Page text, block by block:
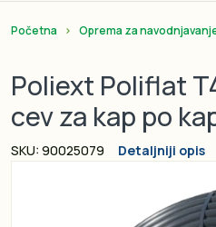
Početna Oprema za
Poliext Poliflat
cev za kap po
SKU: 90025079 Detaljniji opis